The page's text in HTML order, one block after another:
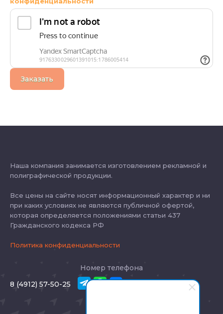
Заказать
Наша компания занимается изготовлением рекламной и
полиграфической продукции.
Все цены на сайте носят информационный характер и ни
при каких условиях не являются публичной офертой,
которая определяется положениями статьи 437
Гражданского кодекса РФ
Политика конфиденциальности
Номер телефона
8 (4912) 57-50-25